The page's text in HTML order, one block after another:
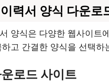
력서 양식 다운로
양식은 다양한 웹사이트
고 간결한 양식을 선택하
로드 사이트